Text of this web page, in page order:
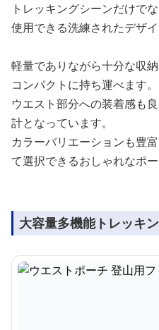
トレッキングシーンだけで
使用できる洗練されたデザイ
軽量でありながら十分な収
コンパクトに持ち運べます。
ウエスト部分への装着感も
計となっています。
カラーバリエーションも豊
て選択できるおしゃれなポー
大容量多機能トレッキ